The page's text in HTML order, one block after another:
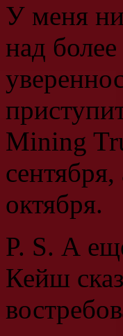
У меня
над
Mining
октября.
P. S. А
Кейш